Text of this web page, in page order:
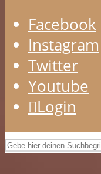
Facebook
Instagram
Twitter
Youtube
Login